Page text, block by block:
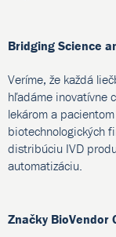
Bridging Science
Veríme, že každá
hľadáme inovatívne
lekárom a
biotechnologických
distribúciu IVD
automatizáciu.
Značky BioVendor